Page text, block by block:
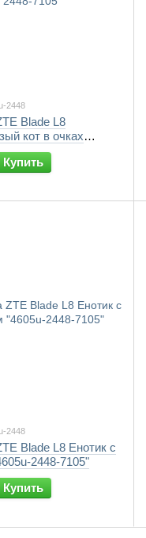
2448
Blade L8
кот в очках
7105"
Купить
2448
Blade L8 Енотик с
2448-7105"
Купить